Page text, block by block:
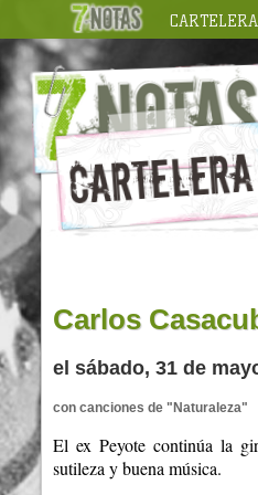
CARTELERA
Carlos
el sábado, 31 de
con canciones de "Naturaleza"
El ex Peyote continúa la
sutileza y buena música.